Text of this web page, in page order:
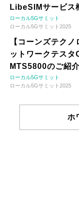
LibeSIMサービス
ローカル5Gサミット
ローカル5Gサミット2025
【コーンズテク
ットワークテス
MTS5800のご紹
ローカル5Gサミット
ローカル5Gサミット2025
ホ